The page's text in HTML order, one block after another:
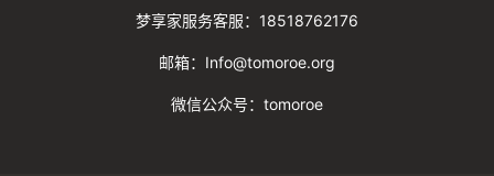
梦享家服务客服：18518762176
邮箱：Info@tomoroe.org
微信公众号：tomoroe